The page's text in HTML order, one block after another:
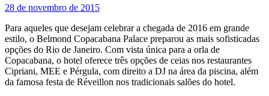
28 de novembro de 2015
Para aqueles que desejam celebrar a chegada de 2016 em grande
estilo, o Belmond Copacabana Palace preparou as mais sofisticadas
opções do Rio de Janeiro. Com vista única para a orla de
Copacabana, o hotel oferece três opções de ceias nos restaurantes
Cipriani, MEE e Pérgula, com direito a DJ na área da piscina, além
da famosa festa de Réveillon nos tradicionais salões do hotel.